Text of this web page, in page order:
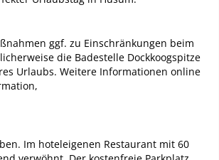
ggf. zu Einschränkungen beim
die Badestelle Dockkoogspitze
Urlaubs. Weitere Informationen online
Im hoteleigenen Restaurant mit 60